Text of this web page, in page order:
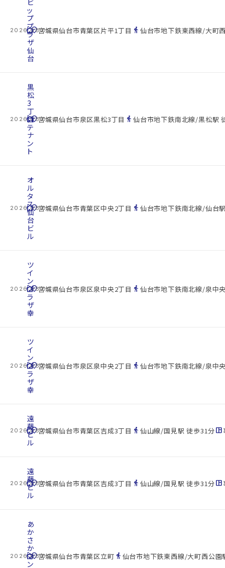
2026.08.09
cottage
ビ
ッ
プ
プ
ラ
ザ
仙
台
location_on宮城県仙台市青葉区片平1丁目 directions_walk 仙台市地下鉄東西線/大町
2026.08.09
cottage
黒
松
3
丁
目
テ
ナ
ン
ト
location_on宮城県仙台市泉区黒松3丁目 directions_walk仙台市地下鉄南北線/黒松駅
2026.08.09
cottage
オ
ル
タ
ス
仙
台
ビ
ル
location_on宮城県仙台市青葉区中央2丁目 directions_walk 仙台市地下鉄南北線/仙台
2026.08.09
cottage
ツ
イ
ン
プ
ラ
ザ
幸
location_on宮城県仙台市泉区泉中央2丁目 directions_walk 仙台市地下鉄南北線/泉中
2026.08.09
cottage
ツ
イ
ン
プ
ラ
ザ
幸
location_on宮城県仙台市泉区泉中央2丁目 directions_walk 仙台市地下鉄南北線/泉中
2026.08.09
cottage
遠
藤
ビ
ル
location_on宮城県仙台市青葉区吉成3丁目 directions_walk 仙山線/国見駅 徒歩31分space_dashboard
2026.08.09
cottage
遠
藤
ビ
ル
location_on宮城県仙台市青葉区吉成3丁目 directions_walk 仙山線/国見駅 徒歩31分space_dashboard
2026.08.09
cottage
あ
か
さ
か
マ
ン
location_on宮城県仙台市青葉区立町 directions_walk 仙台市地下鉄東西線/大町西公園